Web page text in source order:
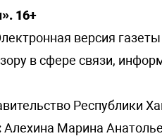
16+
версия
в сфере связи,
Республики
Алехина Марина